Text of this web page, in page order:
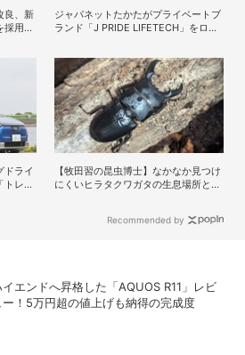
良、新
用し
ジャパネットたかたがプライベートブ
ランド「J PRIDE LIFETECH」をロー
ドライ
トレイ
【牧田習の昆虫博士】なかなか見つけ
にくいヒラタクワガタの生息場所と採
Recommended by
イエンドへ昇格した「AQUOS R11」レビ
ー！5万円超の値上げも納得の完成度